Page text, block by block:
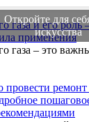
Откройте для
искусства
газа и его роль
применения
газа – это
провести